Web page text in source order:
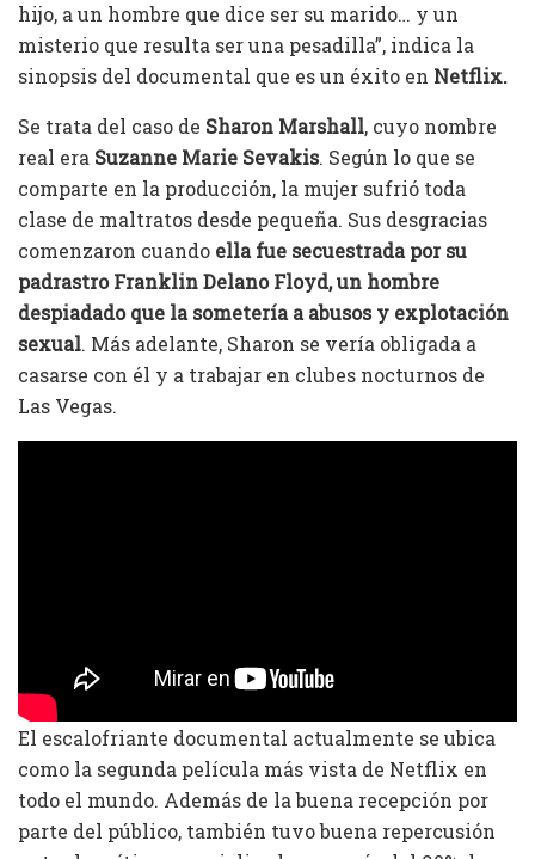
hijo, a un hombre que dice ser su marido… y un
misterio que resulta ser una pesadilla”, indica la
sinopsis del documental que es un éxito en Netflix.
Se trata del caso de Sharon Marshall, cuyo nombre
real era Suzanne Marie Sevakis. Según lo que se
comparte en la producción, la mujer sufrió toda
clase de maltratos desde pequeña. Sus desgracias
comenzaron cuando ella fue secuestrada por su
padrastro Franklin Delano Floyd, un hombre
despiadado que la sometería a abusos y explotación
sexual. Más adelante, Sharon se vería obligada a
casarse con él y a trabajar en clubes nocturnos de
Las Vegas.
El escalofriante documental actualmente se ubica
como la segunda película más vista de Netflix en
todo el mundo. Además de la buena recepción por
parte del público, también tuvo buena repercusión